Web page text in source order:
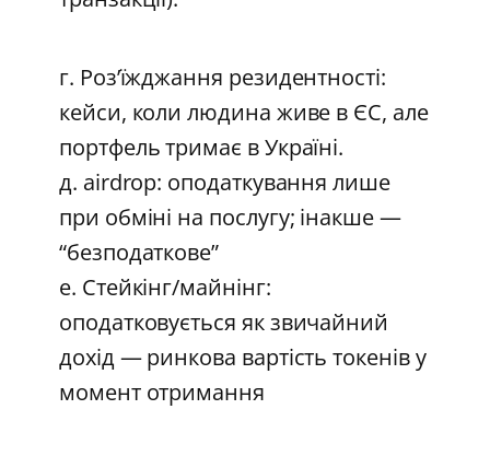
г. Роз’їжджання резидентності:
кейси, коли людина живе в ЄС, але
портфель тримає в Україні.
д. airdrop: оподаткування лише
при обміні на послугу; інакше —
“безподаткове”
е. Стейкінг/майнінг:
оподатковується як звичайний
дохід — ринкова вартість токенів у
момент отримання